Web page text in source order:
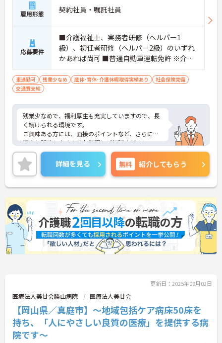
雇用形態 契約社員・嘱託社員
応募要件
■介護福祉士、実務者研修（ヘルパー1
級）、初任者研修（ヘルパー2級）のいずれ
かあれば尚可 ■普通自動車運転免許 ※介護
福祉士資格者、実務経験者は優遇
車通勤可 残業少なめ 産休･育休･介護休暇取得実績あり
社会保険完備
交通費支給
残業少なめで、福利厚生も充実していますので、長
く続けられる環境です。
ご興味ある方には、面接のポイントなど、さらに詳
細をお話致しますのでお気軽にご相談ください。
詳細を見る 無料 紹介してもらう
更新日：2025年09月02日
医療法人美甘会勝山病院 医療法人美甘会
【岡山県／真庭市】～地域包括ケア病床50床を
持ち、「人にやさしい良質の医療」を提供する病
院です～